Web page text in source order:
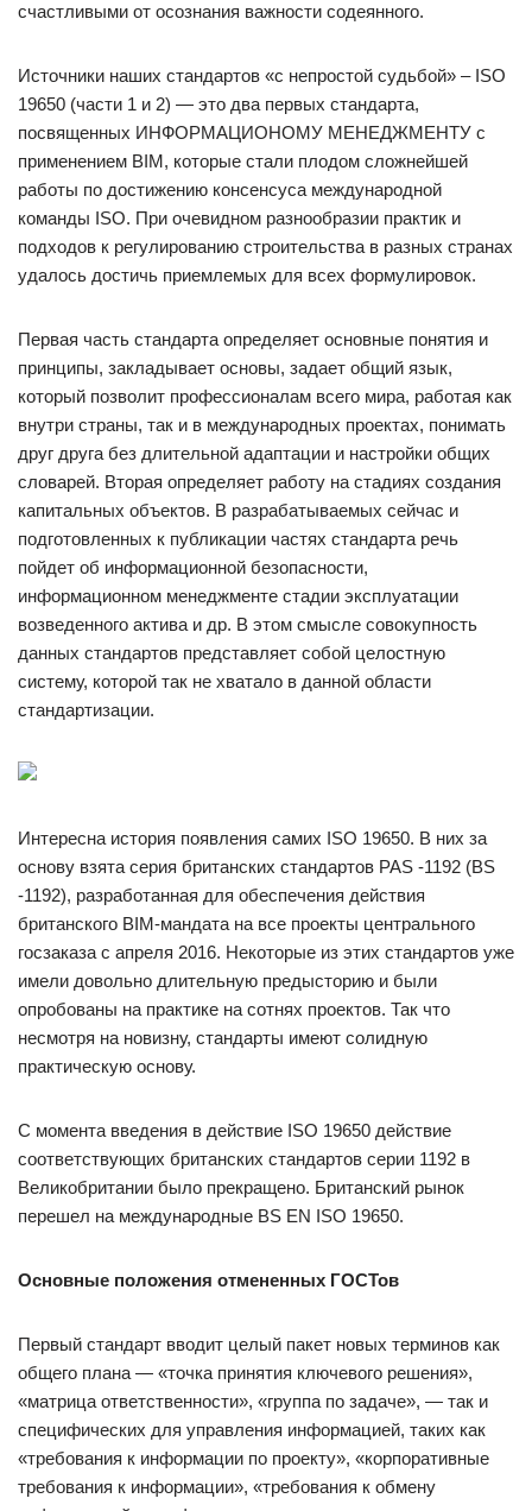
счастливыми от осознания важности содеянного.
Источники наших стандартов «с непростой судьбой» – ISO
19650 (части 1 и 2) — это два первых стандарта,
посвященных ИНФОРМАЦИОНОМУ МЕНЕДЖМЕНТУ с
применением BIM, которые стали плодом сложнейшей
работы по достижению консенсуса международной
команды ISO. При очевидном разнообразии практик и
подходов к регулированию строительства в разных странах
удалось достичь приемлемых для всех формулировок.
Первая часть стандарта определяет основные понятия и
принципы, закладывает основы, задает общий язык,
который позволит профессионалам всего мира, работая как
внутри страны, так и в международных проектах, понимать
друг друга без длительной адаптации и настройки общих
словарей. Вторая определяет работу на стадиях создания
капитальных объектов. В разрабатываемых сейчас и
подготовленных к публикации частях стандарта речь
пойдет об информационной безопасности,
информационном менеджменте стадии эксплуатации
возведенного актива и др. В этом смысле совокупность
данных стандартов представляет собой целостную
систему, которой так не хватало в данной области
стандартизации.
Интересна история появления самих ISO 19650. В них за
основу взята серия британских стандартов PAS -1192 (BS
-1192), разработанная для обеспечения действия
британского BIM-мандата на все проекты центрального
госзаказа с апреля 2016. Некоторые из этих стандартов уже
имели довольно длительную предысторию и были
опробованы на практике на сотнях проектов. Так что
несмотря на новизну, стандарты имеют солидную
практическую основу.
С момента введения в действие ISO 19650 действие
соответствующих британских стандартов серии 1192 в
Великобритании было прекращено. Британский рынок
перешел на международные BS EN ISO 19650.
Основные положения отмененных ГОСТов
Первый стандарт вводит целый пакет новых терминов как
общего плана — «точка принятия ключевого решения»,
«матрица ответственности», «группа по задаче», — так и
специфических для управления информацией, таких как
«требования к информации по проекту», «корпоративные
требования к информации», «требования к обмену